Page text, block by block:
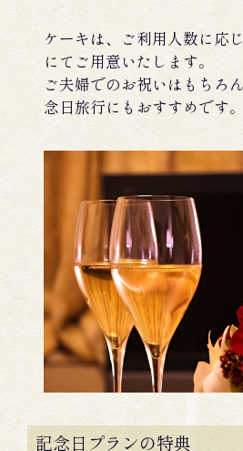
ケーキは、ご利用人数に応
にてご用意いたします。
ご夫婦でのお祝いはもちろ
念日旅行にもおすすめです。
記念日プランの特典